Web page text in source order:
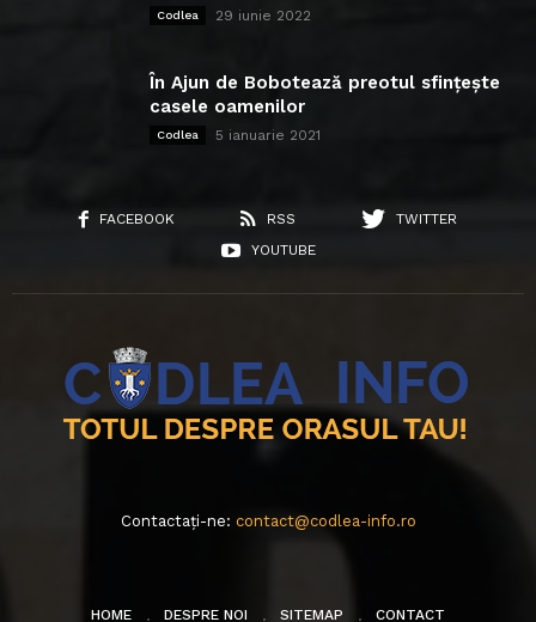
Codlea 29 iunie 2022
În Ajun de Bobotează preotul sfințește
casele oamenilor
Codlea 5 ianuarie 2021
FACEBOOK RSS
TWITTER
YOUTUBE
Contactați-ne: contact@codlea-info.ro
HOME DESPRE NOI SITEMAP CONTACT